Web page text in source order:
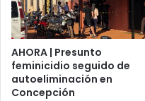
AHORA | Presunto
feminicidio seguido de
autoeliminación en
Concepción